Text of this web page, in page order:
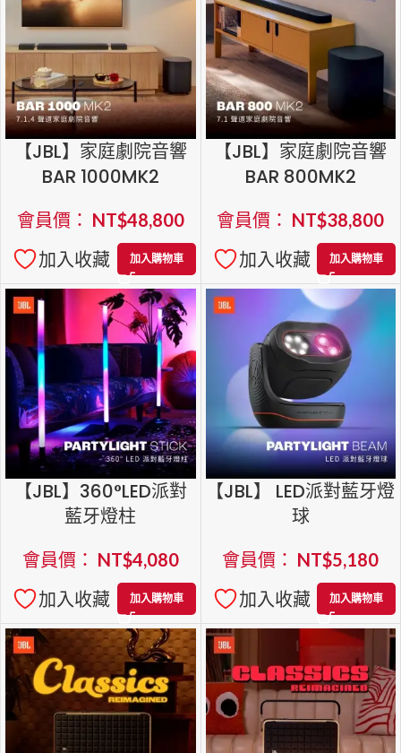
【JBL】家庭劇院音響
BAR 1000MK2
會員價： NT$48,800
加入收藏
加入購物車
【JBL】家庭劇院音響
BAR 800MK2
會員價： NT$38,800
加入收藏
加入購物車
【JBL】360°LED派對
藍牙燈柱
會員價： NT$4,080
加入收藏
加入購物車
【JBL】 LED派對藍牙燈
球
會員價： NT$5,180
加入收藏
加入購物車